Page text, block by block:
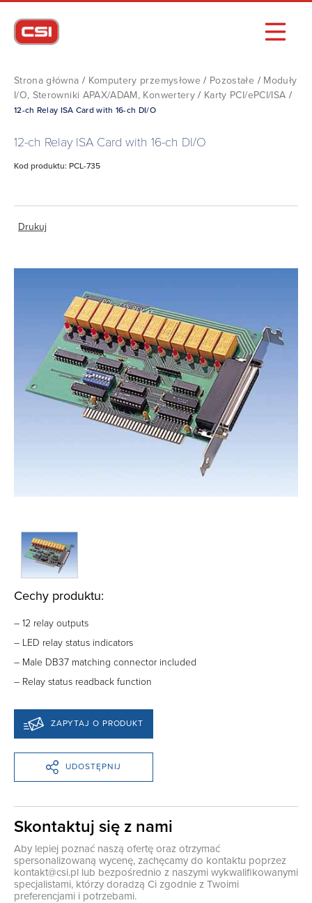
Strona główna / Komputery przemysłowe / Pozostałe / Moduły
I/O, Sterowniki APAX/ADAM, Konwertery/ Karty PCI/ePCI/ISA /
12-ch Relay ISA Card with 16-ch DI/O
12-ch Relay ISA Card with 16-ch DI/O
Kod produktu: PCL-735
Drukuj
Cechy produktu:
– 12 relay outputs
– LED relay status indicators
– Male DB37 matching connector included
– Relay status readback function
ZAPYTAJ O PRODUKT
UDOSTĘPNIJ
Skontaktuj się z nami
Aby lepiej poznać naszą ofertę oraz otrzymać
spersonalizowaną wycenę, zachęcamy do kontaktu poprzez
kontakt@csi.pl lub bezpośrednio z naszymi wykwalifikowanymi
specjalistami, którzy doradzą Ci zgodnie z Twoimi
preferencjami i potrzebami.